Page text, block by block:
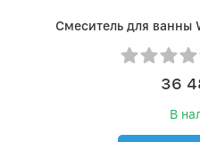
Смеситель для ванны
36
В